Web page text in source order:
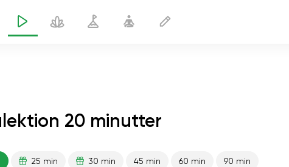
20 minutter
25 min 30 min 45 min 60 min 90 min